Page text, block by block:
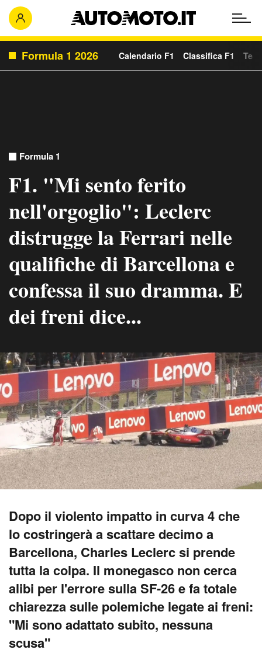
Formula 1 2026 Calendario F1 Classifica F1
Formula 1
F1. "Mi sento ferito
nell'orgoglio": Leclerc
distrugge la Ferrari nelle
qualifiche di Barcellona e
confessa il suo dramma. E
dei freni dice...
Dopo il violento impatto in curva 4 che
lo costringerà a scattare decimo a
Barcellona, Charles Leclerc si prende
tutta la colpa. Il monegasco non cerca
alibi per l'errore sulla SF-26 e fa totale
chiarezza sulle polemiche legate ai freni:
"Mi sono adattato subito, nessuna
scusa"